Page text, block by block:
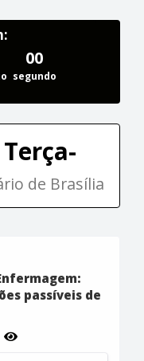
00
segundo
de Brasília
passíveis de